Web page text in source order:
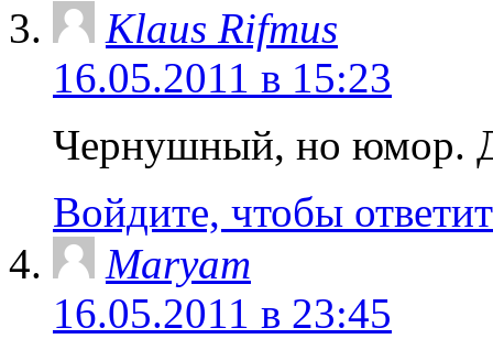
Klaus Rifmus
16.05.2011 в 15:23
Чернушный, но юмор.
Войдите, чтобы
Maryam
16.05.2011 в 23:45